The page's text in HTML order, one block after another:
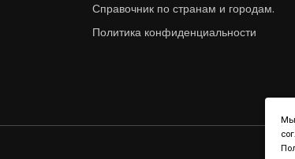
Справочник по странам и городам.
Политика конфиденциальности
Мы